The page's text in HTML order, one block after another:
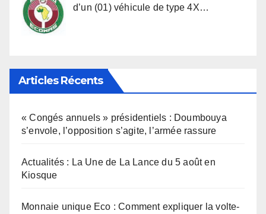
d’un (01) véhicule de type 4X…
Articles Récents
« Congés annuels » présidentiels : Doumbouya
s’envole, l’opposition s’agite, l’armée rassure
Actualités : La Une de La Lance du 5 août en
Kiosque
Monnaie unique Eco : Comment expliquer la volte-